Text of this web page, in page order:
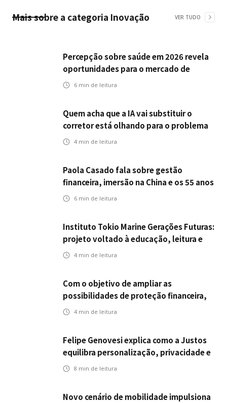
Mais sobre a categoria Inovação VER TUDO
Percepção sobre saúde em 2026 revela
oportunidades para o mercado de
seguros ampliar cobertura e prevenção
6 min de leitura
Quem acha que a IA vai substituir o
corretor está olhando para o problema
errado
4 min de leitura
Paola Casado fala sobre gestão
financeira, imersão na China e os 55 anos
da ENS
6 min de leitura
Instituto Tokio Marine Gerações Futuras:
projeto voltado à educação, leitura e
empregabilidade
4 min de leitura
Com o objetivo de ampliar as
possibilidades de proteção financeira,
Icatu Seguros eleva capital segurado
4 min de leitura
Felipe Genovesi explica como a Justos
equilibra personalização, privacidade e
tecnologia
8 min de leitura
Novo cenário de mobilidade impulsiona